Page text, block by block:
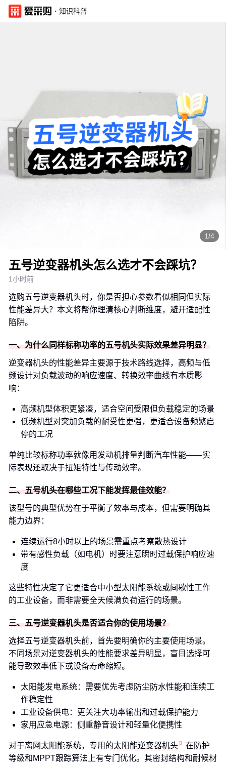
· 知识科普
1/4
五号逆变器机头怎么选才不会踩坑？
1小时前
选购五号逆变器机头时，你是否担心参数看似相同但实际
性能差异大？本文将帮你理清核心判断维度，避开适配性
陷阱。
一、为什么同样标称功率的五号机头实际效果差异明显？
逆变器机头的性能差异主要源于技术路线选择，高频与低
频设计对负载波动的响应速度、转换效率曲线有本质影
响：
高频机型体积更紧凑，适合空间受限但负载稳定的场景
低频机型对突加负载的耐受性更强，更适合设备频繁启
停的工况
单纯比较标称功率就像用发动机排量判断汽车性能——实
际表现还取决于扭矩特性与传动效率。
二、五号机头在哪些工况下能发挥最佳效能？
该型号的典型优势在于平衡了效率与成本，但需要明确其
能力边界：
连续运行8小时以上的场景需重点考察散热设计
带有感性负载（如电机）时要注意瞬时过载保护响应速
度
这些特性决定了它更适合中小型太阳能系统或间歇性工作
的工业设备，而非需要全天候满负荷运行的场景。
三、五号逆变器机头是否适合你的使用场景？
选择五号逆变器机头前，首先要明确你的主要使用场景。
不同场景对逆变器机头的性能要求差异明显，盲目选择可
能导致效率低下或设备寿命缩短。
太阳能发电系统：需要优先考虑防尘防水性能和连续工
作稳定性
工业设备供电：更关注大功率输出和过载保护能力
家用应急电源：侧重静音设计和轻量化便携性
对于离网太阳能系统，专用的太阳能逆变器机头
在防护
等级和MPPT跟踪算法上有专门优化。其密封结构和耐候材